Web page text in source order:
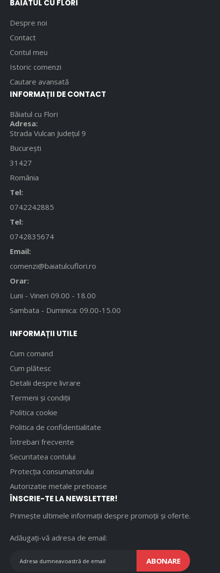
BĂIATUL CU FLORI
Despre noi
Contact
Contul meu
Istoric comenzi
Cautare avansată
INFORMAȚII DE CONTACT
Băiatul cu Flori
Adresa:
Strada Vulcan Județul 9
București
31427
România
Tel:
0742242885
Tel:
0742835674
Email:
comenzi@baiatulcuflori.ro
Orar:
Luni - Vineri 09.00 - 18.00
Sambata - Duminica: 09.00-15.00
INFORMAȚII UTILE
Cum comand
Cum plătesc
Detalii despre livrare
Termeni și condiții
Politica cookie
Politica de confidentialitate
Întrebari frecvente
Securitatea contului
Protecția consumatorului
Autorizatie metale pretioase
ÎNSCRIE-TE LA NEWSLETTER!
Primește ultimele informații despre promoții și oferte.
Adăugați-vă adresa de email:
ABONARE